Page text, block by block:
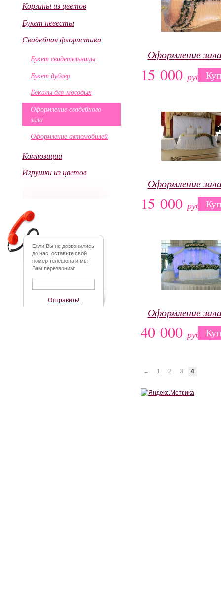
Оформление
15 000 руб.
Оформление
15 000 руб.
Оформление
40 000 руб.
← 1 2 3 4
Корзины из цветов
Букет невесты
Свадебная флористика
Букет свидетельницы
Букет дублер
Бокалы для молодых
Оформление свадебного
зала
Оформление автомобилей
Композиции
Игрушки из цветов
Если Вы не дозвонились
до нас, оставьте свой
номер телефона и мы
Вам перезвоним:
Отправить!